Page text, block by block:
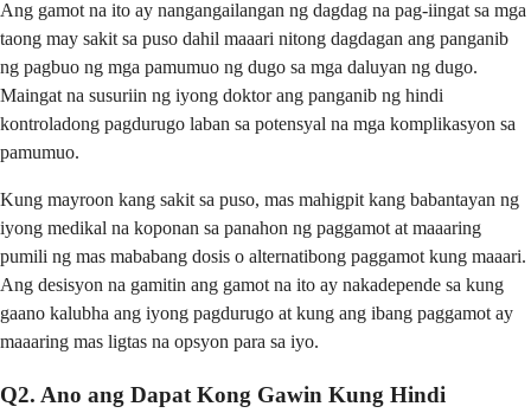
Ang gamot na ito ay nangangailangan ng dagdag na pag-iingat sa mga
taong may sakit sa puso dahil maaari nitong dagdagan ang panganib
ng pagbuo ng mga pamumuo ng dugo sa mga daluyan ng dugo.
Maingat na susuriin ng iyong doktor ang panganib ng hindi
kontroladong pagdurugo laban sa potensyal na mga komplikasyon sa
pamumuo.
Kung mayroon kang sakit sa puso, mas mahigpit kang babantayan ng
iyong medikal na koponan sa panahon ng paggamot at maaaring
pumili ng mas mababang dosis o alternatibong paggamot kung maaari.
Ang desisyon na gamitin ang gamot na ito ay nakadepende sa kung
gaano kalubha ang iyong pagdurugo at kung ang ibang paggamot ay
maaaring mas ligtas na opsyon para sa iyo.
Q2. Ano ang Dapat Kong Gawin Kung Hindi